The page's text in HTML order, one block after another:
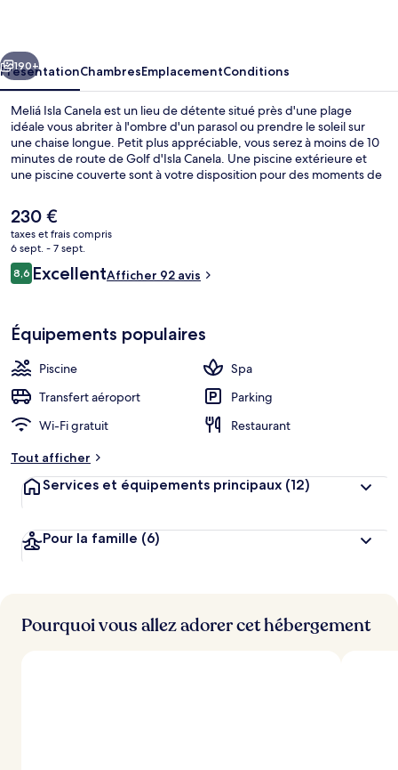
Suivant
190+
PrésentationChambresEmplacementConditions
Meliá Isla Canela est un lieu de détente situé près d'une plage
idéale vous abriter à l'ombre d'un parasol ou prendre le soleil sur
une chaise longue. Petit plus appréciable, vous serez à moins de 10
minutes de route de Golf d'Isla Canela. Une piscine extérieure et
une piscine couverte sont à votre disposition pour des moments de
pourront profiter des massages, des enveloppements corporels, et
des soins d'aromathérapie. L'établissement Restaurante Mosaico,
l'un des 2 restaurants, sert des spécialités Cuisine méditerranéenne
et est ouvert pour le petit déjeuner, le déjeuner et le dîner. Parmi les
autres petits avantages de cet hébergement figurent 3
bars/lounges, un club pour enfants (gratuit) et un bar en bord de
Le
prix
actuel
est
de
230 €
taxes et frais compris
6 sept. - 7 sept.
Avis
voyageurs
8,68,6 sur 10
ExcellentAfficher 92 avis
Équipements populaires
Piscine
Spa
Transfert aéroport
Parking
Wi-Fi gratuit
Restaurant
Tout afficher
Services et équipements principaux (12)
Pour la famille (6)
Pourquoi vous allez adorer cet hébergement